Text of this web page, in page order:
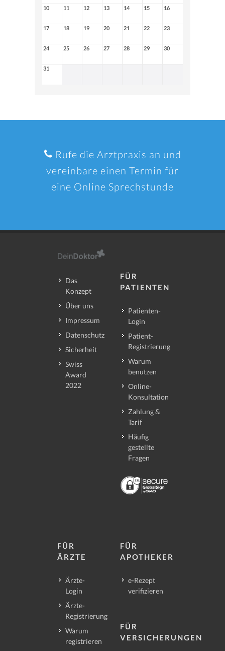
10 11 12 13 14 15 16
17 18 19 20 21 22 23
24 25 26 27 28 29 30
31
Rufe die Arztpraxis an und
vereinbare einen Termin für
eine Online Sprechstunde
Das
Konzept
Über uns
Impressum
Datenschutz
Sicherheit
Swiss
Award
2022
FÜR
PATIENTEN
Patienten-
Login
Patient-
Registrierung
Warum
benutzen
Online-
Konsultation
Zahlung &
Tarif
Häufig
gestellte
Fragen
FÜR
ÄRZTE
Ärzte-
Login
Ärzte-
Registrierung
Warum
registrieren
FÜR
APOTHEKER
e-Rezept
verifizieren
FÜR
VERSICHERUNGEN